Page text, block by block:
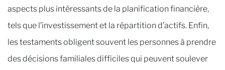
aspects plus intéressants de la planification financière,
tels que l’investissement et la répartition d’actifs. Enfin,
les testaments obligent souvent les personnes à prendre
des décisions familiales difficiles qui peuvent soulever